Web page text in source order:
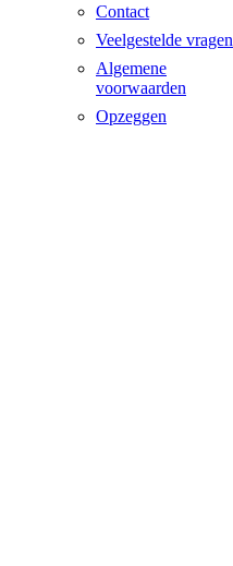
Contact
Veelgestelde vragen
Algemene
voorwaarden
Opzeggen